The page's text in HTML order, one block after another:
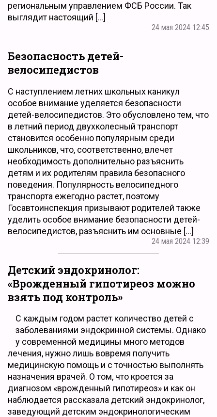
региональным управлением ФСБ России. Так
выглядит настоящий […]
24 мая 2024 12:45
Безопасность детей-
велосипедистов
С наступлением летних школьных каникул
особое внимание уделяется безопасности
детей-велосипедистов. Это обусловлено тем, что
в летний период двухколесный транспорт
становится особенно популярным среди
школьников, что, соответственно, влечет
необходимость дополнительно разъяснить
детям и их родителям правила безопасного
поведения. Популярность велосипедного
транспорта ежегодно растет, поэтому
Госавтоинспекция призывают родителей также
уделить особое внимание безопасности детей-
велосипедистов, разъяснить им основные […]
24 мая 2024 12:39
Детский эндокринолог:
«Врожденный гипотиреоз можно
взять под контроль»
С каждым годом растет количество детей с
заболеваниями эндокринной системы. Однако
у современной медицины много методов
лечения, нужно лишь вовремя получить
медицинскую помощь и с точностью выполнять
назначения врачей. О том, что кроется за
диагнозом «врожденный гипотиреоз» и как он
наблюдается рассказала детский эндокринолог,
заведующий детским эндокринологическим